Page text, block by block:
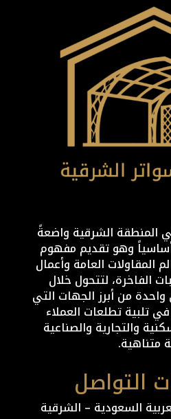
المنطقة الشرقية واضعةً
وهو تقديم مفهوم
المقاولات العامة وأعمال
الفاخرة، لتتحول خلال
من أبرز الجهات التي
في تلبية تطلعات العملاء
والتجارية والصناعية
متناهية.
التواصل
السعودية – الشرقية